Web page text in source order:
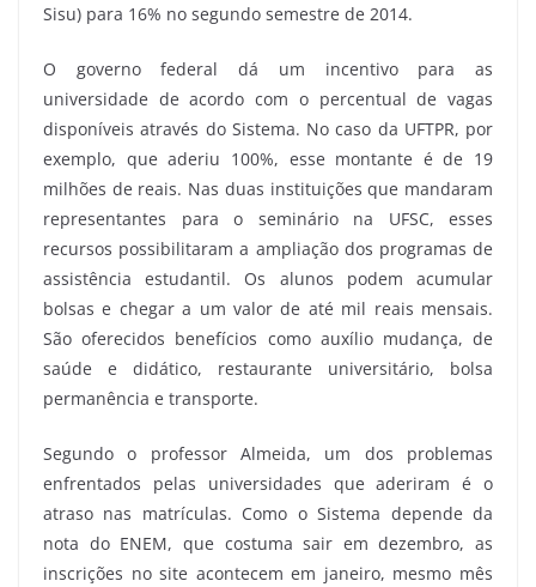
Sisu) para 16% no segundo semestre de 2014.
O governo federal dá um incentivo para as
universidade de acordo com o percentual de vagas
disponíveis através do Sistema. No caso da UFTPR, por
exemplo, que aderiu 100%, esse montante é de 19
milhões de reais. Nas duas instituições que mandaram
representantes para o seminário na UFSC, esses
recursos possibilitaram a ampliação dos programas de
assistência estudantil. Os alunos podem acumular
bolsas e chegar a um valor de até mil reais mensais.
São oferecidos benefícios como auxílio mudança, de
saúde e didático, restaurante universitário, bolsa
permanência e transporte.
Segundo o professor Almeida, um dos problemas
enfrentados pelas universidades que aderiram é o
atraso nas matrículas. Como o Sistema depende da
nota do ENEM, que costuma sair em dezembro, as
inscrições no site acontecem em janeiro, mesmo mês